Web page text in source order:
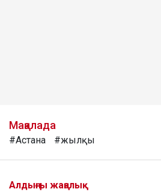
Мақалада
#Астана #жылқы
Алдыңғы жаңалық